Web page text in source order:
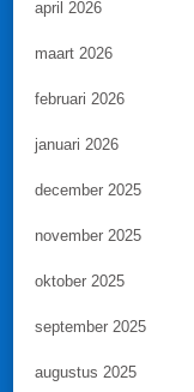
april 2026
maart 2026
februari 2026
januari 2026
december 2025
november 2025
oktober 2025
september 2025
augustus 2025